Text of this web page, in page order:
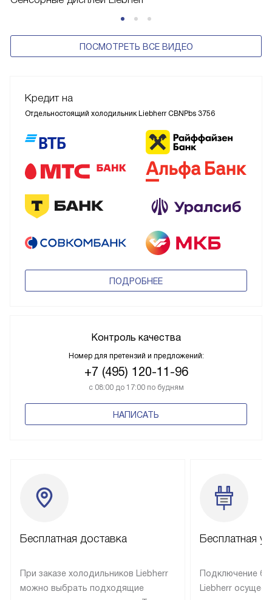
ПОСМОТРЕТЬ ВСЕ ВИДЕО
Кредит на
Отдельностоящий холодильник Liebherr CBNPbs 3756
ПОДРОБНЕЕ
Контроль качества
Номер для претензий и предложений:
+7 (495) 120-11-96
с 08:00 до 17:00 по будням
НАПИСАТЬ
Бесплатная доставка
При заказе холодильников Liebherr
можно выбрать подходящие
Бесплатная
Подключение
Liebherr